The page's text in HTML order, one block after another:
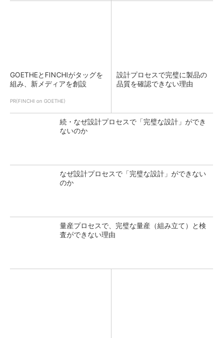
GOETHEとFINCHIがタッグを
組み、新メディアを創設
PR(FINCHI on GOETHE)
設計プロセスで完璧に製品の
品質を確認できない理由
続・なぜ設計プロセスで「完璧な設計」ができ
ないのか
なぜ設計プロセスで「完璧な設計」ができない
のか
量産プロセスで、完璧な量産（組み立て）と検
査ができない理由